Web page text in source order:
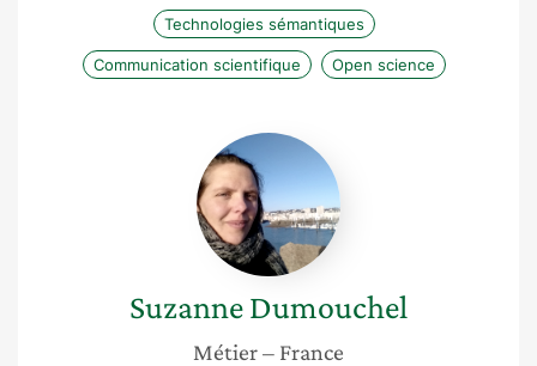
Technologies sémantiques
Communication scientifique Open science
Suzanne
Dumouchel
SuzanneDumouchel
Métier– France